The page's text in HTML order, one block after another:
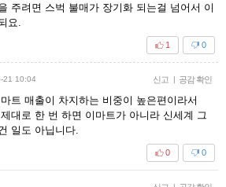
주려면 스벅 불매가 장기화 되는걸 넘어서 이
요.
0
1
21 10:04 신고 | 공감 확인
트 매출이 차지하는 비중이 높은편이라서
대로 한 번 하면 이마트가 아니라 신세계 그
일도 아닙니다.
0
0